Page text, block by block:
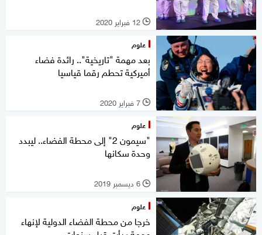
l 12 فبراير 2020
علوم
بعد مهمة "تاريخية".. رائدة فضاء
أميركية تحطم رقما قياسيا
l 7 فبراير 2020
علوم
"سيمون 2" إلى محطة الفضاء.. ليبدد
وحدة سكانها
l 6 ديسمبر 2019
علوم
خرجا من محطة الفضاء الدولية لإنهاء